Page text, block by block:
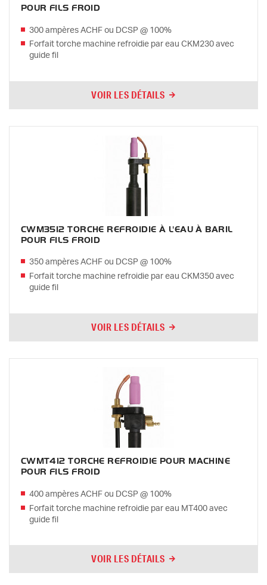
POUR FILS FROID
300 ampères ACHF ou DCSP @ 100%
Forfait torche machine refroidie par eau CKM230 avec
guide fil
VOIR LES DÉTAILS
CWM3512 TORCHE REFROIDIE À L'EAU À BARIL
POUR FILS FROID
350 ampères ACHF ou DCSP @ 100%
Forfait torche machine refroidie par eau CKM350 avec
guide fil
VOIR LES DÉTAILS
CWMT412 TORCHE REFROIDIE POUR MACHINE
POUR FILS FROID
400 ampères ACHF ou DCSP @ 100%
Forfait torche machine refroidie par eau MT400 avec
guide fil
VOIR LES DÉTAILS